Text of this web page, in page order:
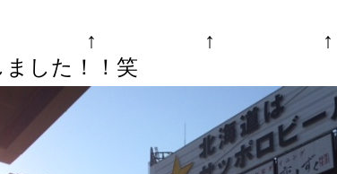
↑ ↑ ↑
ました！！笑